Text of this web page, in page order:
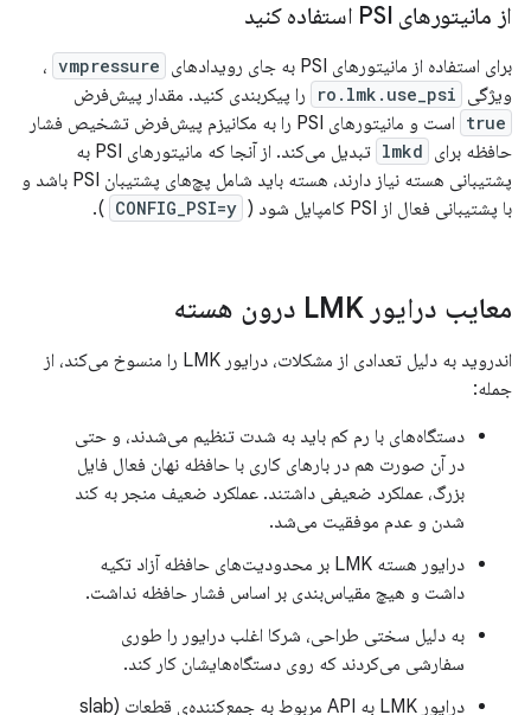
از مانیتورهای PSI استفاده کنید
برای استفاده از مانیتورهای PSI به جای رویدادهای vmpressure ،
ویژگی ro.lmk.use_psi را پیکربندی کنید. مقدار پیش‌فرض
true
است و مانیتورهای PSI را به مکانیزم پیش‌فرض تشخیص فشار
حافظه برای lmkd
تبدیل می‌کند. از آنجا که مانیتورهای PSI به
پشتیبانی هسته نیاز دارند، هسته باید شامل پچ‌های پشتیبان PSI باشد و
با پشتیبانی فعال از PSI کامپایل شود (
CONFIG_PSI=y
).
معایب درایور LMK درون هسته
اندروید به دلیل تعدادی از مشکلات، درایور LMK را منسوخ می‌کند، از
جمله:
دستگاه‌های با رم کم باید به شدت تنظیم می‌شدند، و حتی
در آن صورت هم در بارهای کاری با حافظه نهان فعال فایل
بزرگ، عملکرد ضعیفی داشتند. عملکرد ضعیف منجر به کند
شدن و عدم موفقیت می‌شد.
درایور هسته LMK بر محدودیت‌های حافظه آزاد تکیه
داشت و هیچ مقیاس‌بندی بر اساس فشار حافظه نداشت.
به دلیل سختی طراحی، شرکا اغلب درایور را طوری
سفارشی می‌کردند که روی دستگاه‌هایشان کار کند.
درایور LMK به API مربوط به جمع‌کننده‌ی قطعات (slab